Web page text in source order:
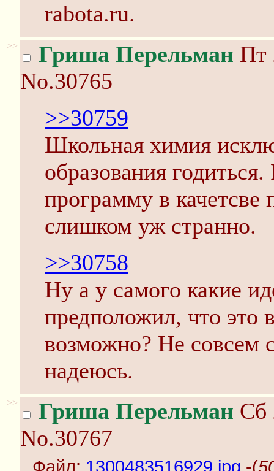
rabota.ru.
>> Гриша Перельман Пт
No.30765
>>30759
Школьная химия
образования
программу в качетсве
слишком уж странно.
>>30758
Ну а у самого какие
предположил, что это
возможно? Не совсем
надеюсь.
>> Гриша Перельман Сб
No.30767
Файл: 1300483516929.jpg -(